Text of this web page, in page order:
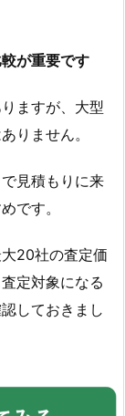
が重要です
ますが、大型
りません。
見積もりに来
です。
20社の査定価
定対象になる
しておきまし